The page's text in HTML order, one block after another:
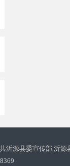
沂源县委宣传部 沂